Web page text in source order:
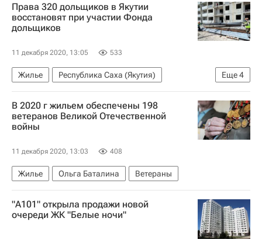
Права 320 дольщиков в Якутии
восстановят при участии Фонда
дольщиков
11 декабря 2020, 13:05 533
Еще4
Жилье
Республика Саха (Якутия)
Дольщики
Обманутые дольщики в России
Долевое строительство
Фонд развития территорий (ФРТ, ранее - Фонд защиты прав дольщиков)
В 2020 г жильем обеспечены 198
ветеранов Великой Отечественной
войны
11 декабря 2020, 13:03 408
Жилье Ольга Баталина Ветераны
"А101" открыла продажи новой
очереди ЖК "Белые ночи"